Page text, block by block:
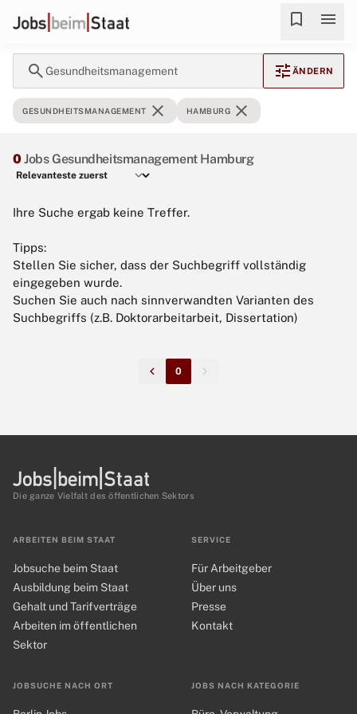
bookmark menu
searchGesundheitsmanagement tune ÄNDERN
GESUNDHEITSMANAGEMENT close HAMBURG close
0Jobs Gesundheitsmanagement Hamburg
Ihre Suche ergab keine Treffer.
Tipps:
Stellen Sie sicher, dass der Suchbegriff vollständig
eingegeben wurde.
Suchen Sie auch nach sinnverwandten Varianten des
Suchbegriffs (z.B. Doktorarbeitarbeit, Dissertation)
0
Die ganze Vielfalt des öffentlichen Sektors
ARBEITEN BEIM STAAT
Jobsuche beim Staat
Ausbildung beim Staat
Gehalt und Tarifverträge
Arbeiten im öffentlichen
Sektor
JOBSUCHE NACH ORT JOBS NACH KATEGORIE
SERVICE
Für Arbeitgeber
Über uns
Presse
Kontakt